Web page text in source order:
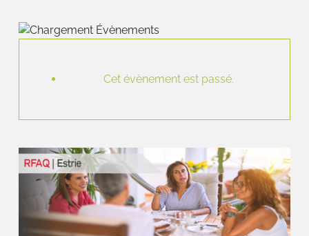
Cet évènement est passé.